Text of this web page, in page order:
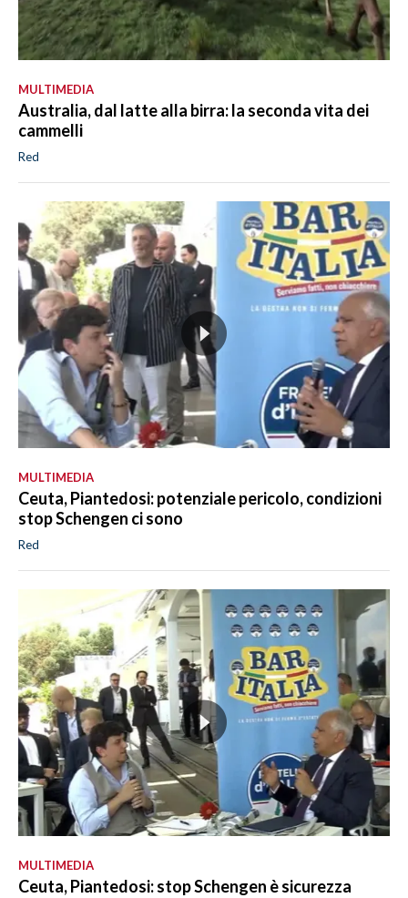
MULTIMEDIA
Australia, dal latte alla birra: la seconda vita dei
cammelli
Red
MULTIMEDIA
Ceuta, Piantedosi: potenziale pericolo, condizioni
stop Schengen ci sono
Red
MULTIMEDIA
Ceuta, Piantedosi: stop Schengen è sicurezza